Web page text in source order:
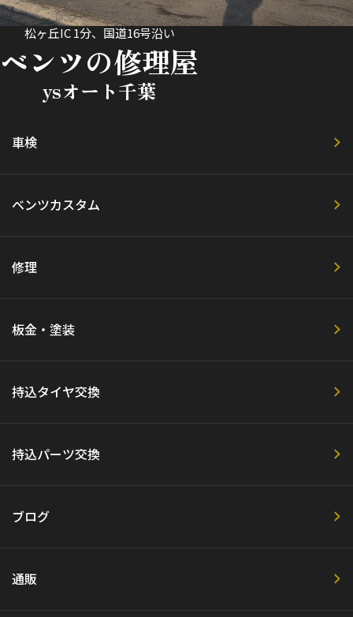
松ヶ丘IC 1分、国道16号沿い
ベンツの修理屋
ysオート千葉
車検
ベンツカスタム
修理
板金・塗装
持込タイヤ交換
持込パーツ交換
ブログ
通販